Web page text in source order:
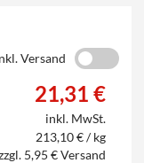
Versand
21,31 €
inkl. MwSt.
213,10 € / kg
5,95 € Versand